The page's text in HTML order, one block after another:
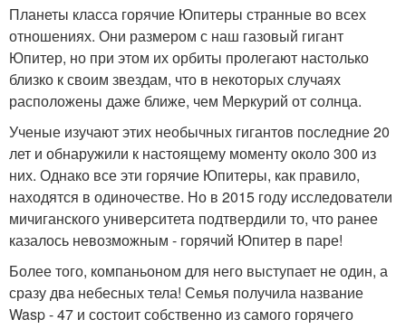
Планеты класса горячие Юпитеры странные во всех
отношениях. Они размером с наш газовый гигант
Юпитер, но при этом их орбиты пролегают настолько
близко к своим звездам, что в некоторых случаях
расположены даже ближе, чем Меркурий от солнца.
Ученые изучают этих необычных гигантов последние 20
лет и обнаружили к настоящему моменту около 300 из
них. Однако все эти горячие Юпитеры, как правило,
находятся в одиночестве. Но в 2015 году исследователи
мичиганского университета подтвердили то, что ранее
казалось невозможным - горячий Юпитер в паре!
Более того, компаньоном для него выступает не один, а
сразу два небесных тела! Семья получила название
Wasp - 47 и состоит собственно из самого горячего